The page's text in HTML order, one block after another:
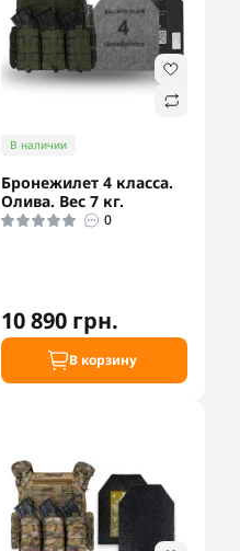
В наличии
Бронежилет 4 класса.
Олива. Вес 7 кг.
0
10 890 грн.
В корзину